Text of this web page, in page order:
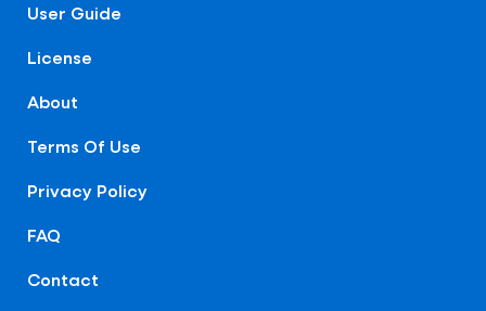
User Guide
License
About
Terms Of Use
Privacy Policy
FAQ
Contact